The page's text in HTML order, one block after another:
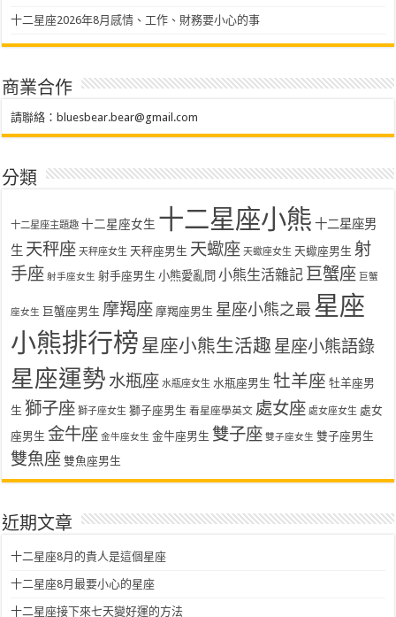
十二星座2026年8月感情、工作、財務要小心的事
商業合作
請聯絡：bluesbear.bear@gmail.com
分類
十二星座主題趣 十二星座女生 十二星座小熊 十二星座男
生 天秤座 天秤座女生 天秤座男生 天蠍座 天蠍座女生 天蠍座男生 射
手座 射手座女生 射手座男生 小熊愛亂問 小熊生活雜記 巨蟹座 巨蟹
座女生 巨蟹座男生 摩羯座 摩羯座男生 星座小熊之最 星座
小熊排行榜 星座小熊生活趣 星座小熊語錄
星座運勢 水瓶座 水瓶座女生 水瓶座男生 牡羊座 牡羊座男
生 獅子座 獅子座女生 獅子座男生 看星座學英文 處女座 處女座女生 處女
座男生 金牛座 金牛座女生 金牛座男生 雙子座 雙子座女生 雙子座男生
雙魚座 雙魚座男生
近期文章
十二星座8月的貴人是這個星座
十二星座8月最要小心的星座
十二星座接下來七天變好運的方法